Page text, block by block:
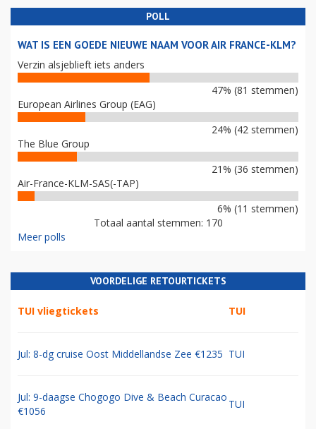
POLL
WAT IS EEN GOEDE NIEUWE NAAM VOOR AIR FRANCE-KLM?
Verzin alsjeblieft iets anders
47% (81 stemmen)
European Airlines Group (EAG)
24% (42 stemmen)
The Blue Group
21% (36 stemmen)
Air-France-KLM-SAS(-TAP)
6% (11 stemmen)
Totaal aantal stemmen: 170
Meer polls
VOORDELIGE RETOURTICKETS
TUI vliegtickets TUI
Jul: 8-dg cruise Oost Middellandse Zee €1235 TUI
Jul: 9-daagse Chogogo Dive & Beach Curacao
€1056
TUI